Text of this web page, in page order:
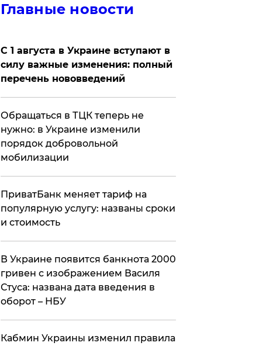
Главные новости
С 1 августа в Украине вступают в
силу важные изменения: полный
перечень нововведений
Обращаться в ТЦК теперь не
нужно: в Украине изменили
порядок добровольной
мобилизации
ПриватБанк меняет тариф на
популярную услугу: названы сроки
и стоимость
В Украине появится банкнота 2000
гривен с изображением Василя
Стуса: названа дата введения в
оборот – НБУ
Кабмин Украины изменил правила